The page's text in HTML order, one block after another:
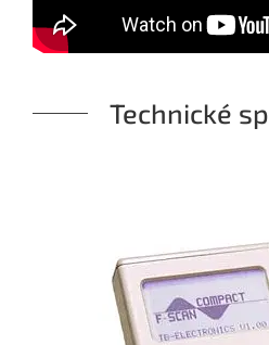
Technické